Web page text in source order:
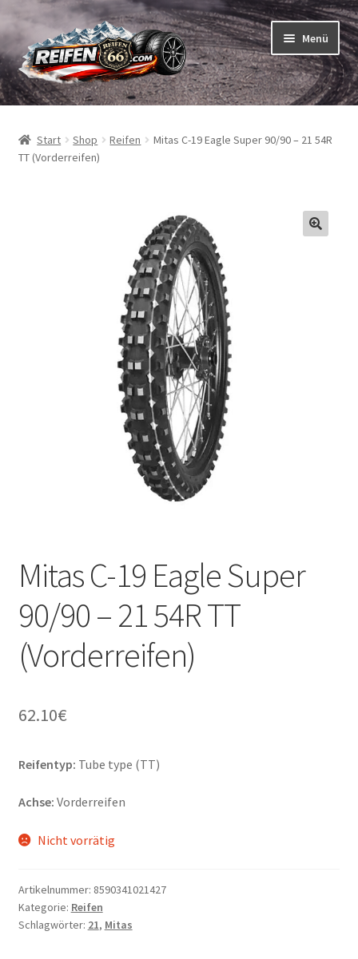
Zur
Navigation
springen
Zum
Inhalt
springen
Menü
Reifen
Schläuche
Start Shop Reifen
Mitas C-19 Eagle Super 90/90 – 21 54R
TT (Vorderreifen)
Mitas C-19 Eagle Super
90/90 – 21 54R TT
(Vorderreifen)
62.10€
Reifentyp: Tube type (TT)
Achse: Vorderreifen
Nicht vorrätig
Artikelnummer: 8590341021427
Kategorie: Reifen
Schlagwörter: 21, Mitas